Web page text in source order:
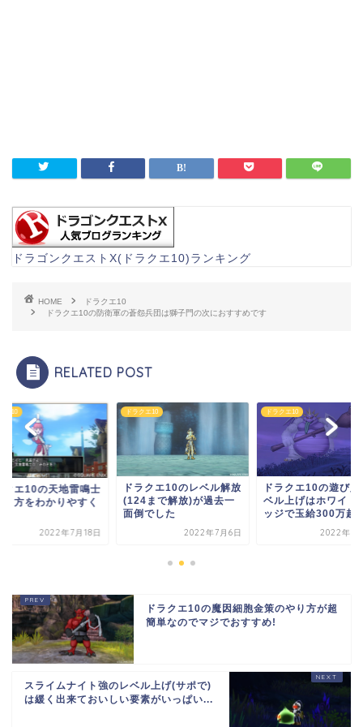
ドラゴンクエストX(ドラクエ10)ランキング
HOME
ドラクエ10
ドラクエ10の防衛軍の蒼怨兵団は獅子門の次におすすめです
RELATED POST
エ10
クエ10のレベル解放
まで解放)が過去一
2022年7月6日
ドラクエ10
ドラクエ10の遊び人のレ
ベル上げはホワイトジャ
ッジで玉給300万越...
2022年7月19日
ドラクエ10
ドラクエ10の天地雷
のなり方をわかりや
解説
2022年7
ドラクエ10の魔因細胞金策のやり方が超
簡単なのでマジでおすすめ!
スライムナイト強のレベル上げ(サポで)
は緩く出来ておいしい要素がいっぱい...